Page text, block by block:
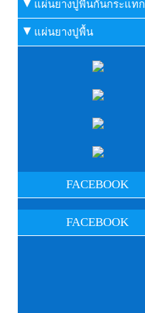
แผ่นยางปูพื้นกันกระแทก
แผ่นยางปูพื้น
FACEBOOK
FACEBOOK